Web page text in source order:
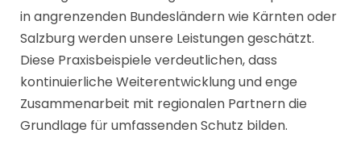
in angrenzenden Bundesländern wie Kärnten oder
Salzburg werden unsere Leistungen geschätzt.
Diese Praxisbeispiele verdeutlichen, dass
kontinuierliche Weiterentwicklung und enge
Zusammenarbeit mit regionalen Partnern die
Grundlage für umfassenden Schutz bilden.